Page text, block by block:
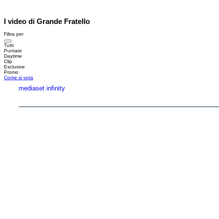
I video di Grande Fratello
Filtra per
Tutti
Puntate
Daytime
Clip
Esclusive
Promo
Come si vota
mediaset infinity